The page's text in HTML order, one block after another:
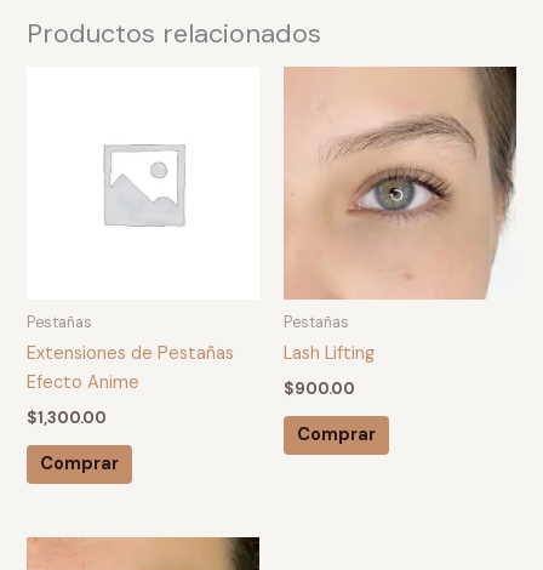
Productos relacionados
Pestañas
Extensiones de Pestañas
Efecto Anime
$1,300.00
Comprar
Pestañas
Lash Lifting
$900.00
Comprar